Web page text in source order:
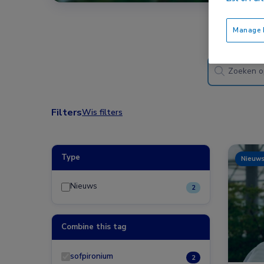
FiltersWis filters
Type
Nieuws 2
Combine this tag
sofpironium 2
Nieuws
Manage